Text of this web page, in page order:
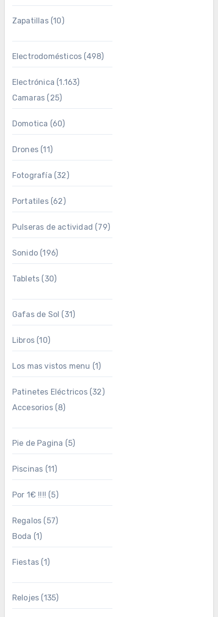
Zapatillas(10)
Electrodomésticos (498)
Electrónica (1.163)
Camaras (25)
Domotica (60)
Drones(11)
Fotografía (32)
Portatiles(62)
Pulseras de actividad (79)
Sonido(196)
Tablets (30)
Gafas de Sol (31)
Libros(10)
Los mas vistos menu (1)
Patinetes Eléctricos(32)
Accesorios(8)
Pie de Pagina (5)
Piscinas (11)
Por 1€ !!!! (5)
Regalos (57)
Boda (1)
Fiestas (1)
Relojes (135)